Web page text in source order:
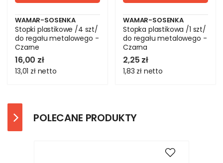
WAMAR-SOSENKA
Stopki plastikowe /4 szt/
do regału metalowego -
Czarne
16,00 zł
13,01 zł netto
WAMAR-SOSENKA
Stopka plastikowa /1 szt/
do regału metalowego -
Czarna
2,25 zł
1,83 zł netto
POLECANE PRODUKTY